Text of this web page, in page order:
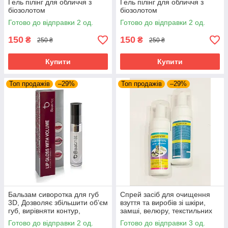
Гель пілінг для обличчя з
біозолотом
Готово до відправки 2 од.
150 ₴ 250 ₴
Купити
Гель пілінг для обличчя з
біозолотом
Готово до відправки 2 од.
150 ₴ 250 ₴
Купити
Топ продажів –29%
Бальзам сиворотка для губ
3D, Дозволяє збільшити об’єм
губ, вирівняти контур,
зробити більш насичений
Готово до відправки 2 од.
Топ продажів –29%
Спрей засіб для очищення
взуття та виробів зі шкіри,
замші, велюру, текстильних
матеріалів Sanitizer Імідж
Готово до відправки 3 од.